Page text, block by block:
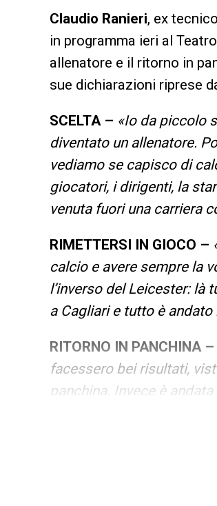
Claudio Ranieri, ex
in programma ieri al
allenatore e il ritorno in
sue dichiarazioni riprese
SCELTA – «Io da piccolo
diventato un allenatore.
vediamo se capisco di
giocatori, i dirigenti, la
venuta fuori una carriera
RIMETTERSI IN GIOCO –
calcio e avere sempre la
l’inverso del Leicester: là
a Cagliari e tutto è
RITORNO IN PANCHINA –
facessero bei risultati,
panchina. Invece è